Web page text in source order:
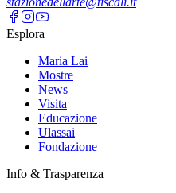
Esplora
Maria Lai
Mostre
News
Visita
Educazione
Ulassai
Fondazione
Info & Trasparenza